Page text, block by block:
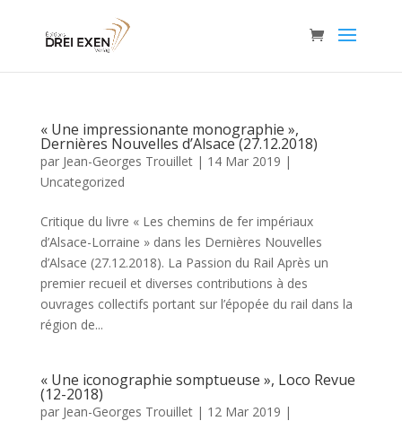
« Une impressionante monographie »,
Dernières Nouvelles d’Alsace (27.12.2018)
par Jean-Georges Trouillet| 14 Mar 2019 |
Uncategorized
Critique du livre « Les chemins de fer impériaux
d’Alsace-Lorraine » dans les Dernières Nouvelles
d’Alsace (27.12.2018). La Passion du Rail Après un
premier recueil et diverses contributions à des
ouvrages collectifs portant sur l’épopée du rail dans la
région de...
« Une iconographie somptueuse », Loco Revue
(12-2018)
par Jean-Georges Trouillet| 12 Mar 2019 |